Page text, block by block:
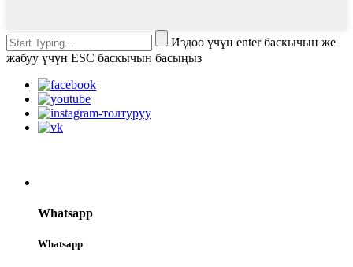
Издөө үчүн enter баскычын же
жабуу үчүн ESC баскычын басыңыз
Whatsapp
Whatsapp